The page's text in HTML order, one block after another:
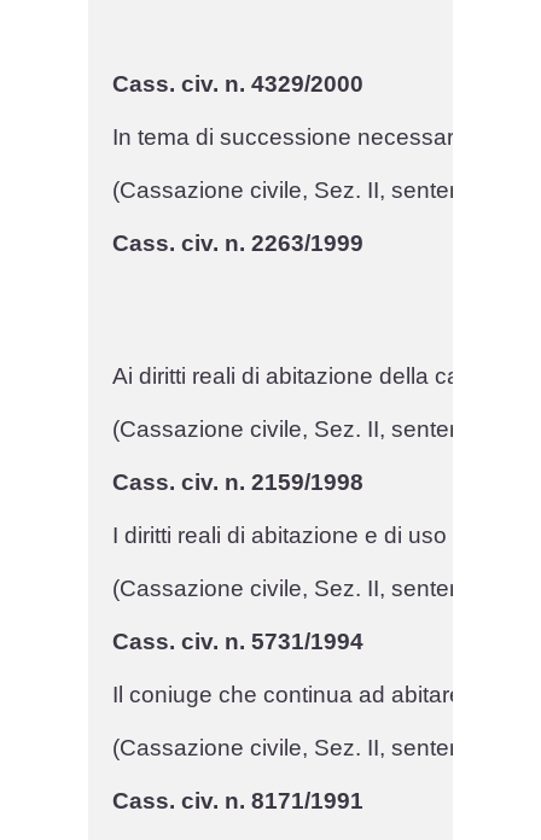
Cass. civ. n. 4329/2000
In tema di successione necessaria, la
(Cassazione civile, Sez. II, sentenza n.
Cass. civ. n. 2263/1999
Ai diritti reali di abitazione della casa
(Cassazione civile, Sez. II, sentenza n.
Cass. civ. n. 2159/1998
I diritti reali di abitazione e di uso dei
(Cassazione civile, Sez. II, sentenza n.
Cass. civ. n. 5731/1994
Il coniuge che continua ad abitare la
(Cassazione civile, Sez. II, sentenza n.
Cass. civ. n. 8171/1991